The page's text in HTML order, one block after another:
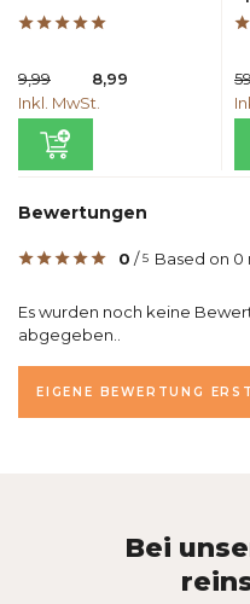
9,99
8,99
Inkl. MwSt.
Bewertungen
0 /5 Based on 0
Es wurden noch keine
abgegeben..
EIGENE BEWERTUNG
Bei